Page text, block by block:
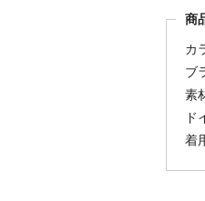
商
カ
ブ
素
ド
着